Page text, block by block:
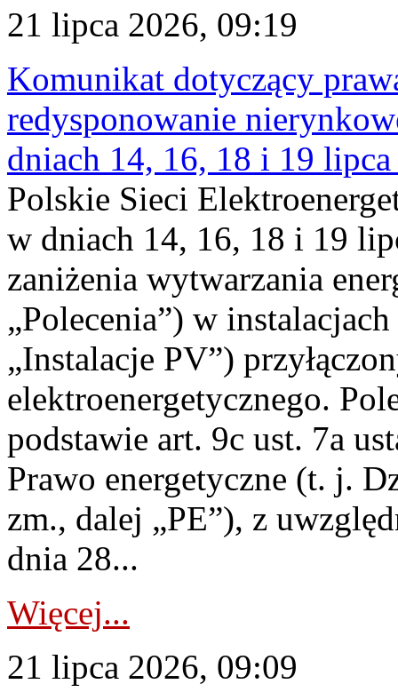
21 lipca 2026, 09:19
Komunikat dotyczący
redysponowanie
dniach 14, 16, 18 i 19
Polskie Sieci
w dniach 14, 16, 18 i 19
zaniżenia wytwarzania
„Polecenia”) w
„Instalacje PV”)
elektroenergetycznego.
podstawie art. 9c ust. 7a
Prawo energetyczne (t. j.
zm., dalej „PE”), z
dnia 28...
Więcej...
21 lipca 2026, 09:09